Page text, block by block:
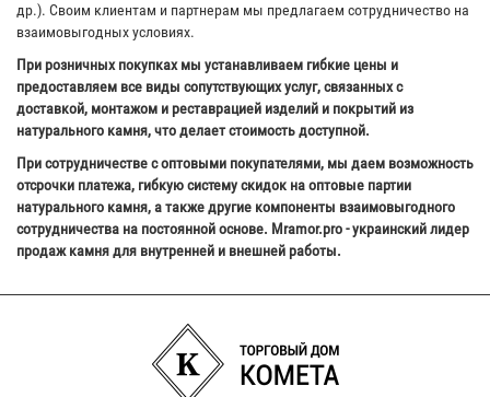
др.). Своим клиентам и партнерам мы предлагаем сотрудничество на
взаимовыгодных условиях.
При розничных покупках мы устанавливаем гибкие цены и
предоставляем все виды сопутствующих услуг, связанных с
доставкой, монтажом и реставрацией изделий и покрытий из
натурального камня, что делает стоимость доступной.
При сотрудничестве с оптовыми покупателями, мы даем возможность
отсрочки платежа, гибкую систему скидок на оптовые партии
натурального камня, а также другие компоненты взаимовыгодного
сотрудничества на постоянной основе. Mramor.pro - украинский лидер
продаж камня для внутренней и внешней работы.